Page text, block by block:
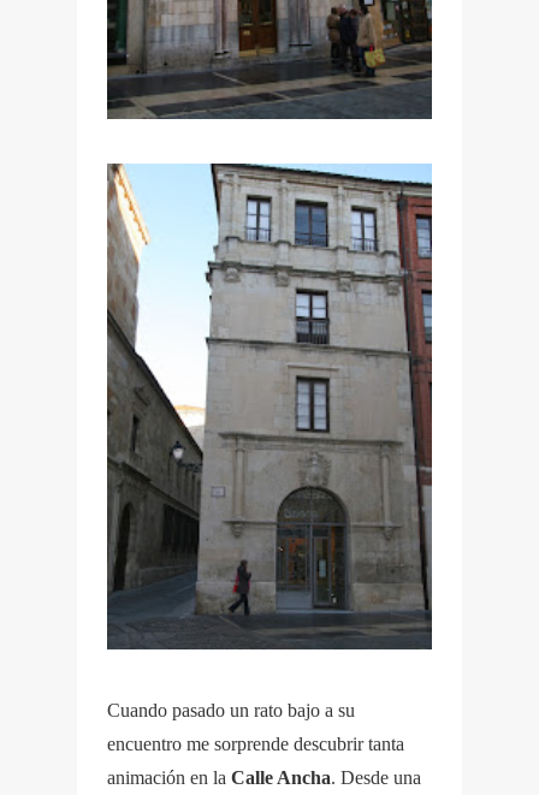
Cuando pasado un rato bajo a su
encuentro me sorprende descubrir tanta
animación en la Calle Ancha. Desde una